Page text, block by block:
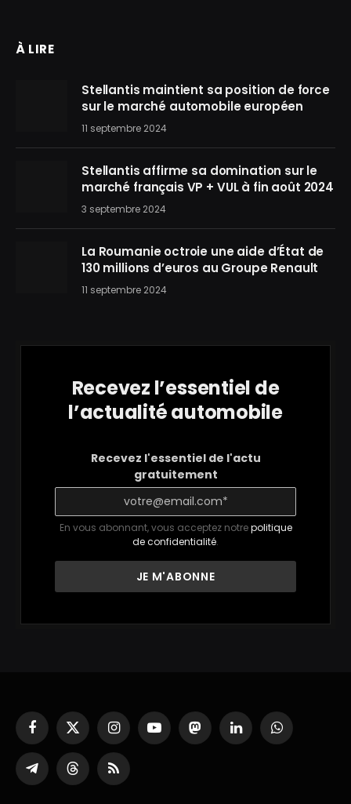
À LIRE
Stellantis maintient sa position de force
sur le marché automobile européen
11 septembre 2024
Stellantis affirme sa domination sur le
marché français VP + VUL à fin août 2024
3 septembre 2024
La Roumanie octroie une aide d’État de
130 millions d’euros au Groupe Renault
11 septembre 2024
Recevez l’essentiel de
l’actualité automobile
Recevez l'essentiel de l'actu
gratuitement
En vous abonnant, vous acceptez notrepolitique
de confidentialité.
Facebook
X
(Twitter)
InstagramYouTubeMastodonLinkedInWhatsApp
Partager
sur
ThreadsRSS